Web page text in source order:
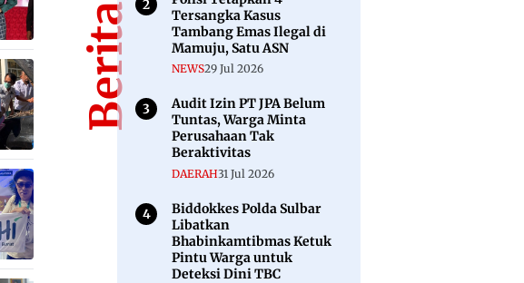
Tersangka Kasus
Tambang Emas Ilegal di
Mamuju, Satu ASN
NEWS29 Jul 2026
Audit Izin PT JPA Belum
Tuntas, Warga Minta
Perusahaan Tak
Beraktivitas
DAERAH31 Jul 2026
Biddokkes Polda Sulbar
Libatkan
Bhabinkamtibmas Ketuk
Pintu Warga untuk
Deteksi Dini TBC